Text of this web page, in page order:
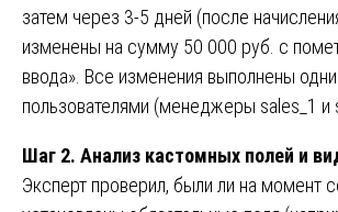
затем через 3-5 дней (после
изменены на сумму 50 000 руб. с
ввода». Все изменения выполнены
пользователями (менеджеры sales_1 и
Шаг 2. Анализ кастомных полей и
Эксперт проверил, были ли на момент